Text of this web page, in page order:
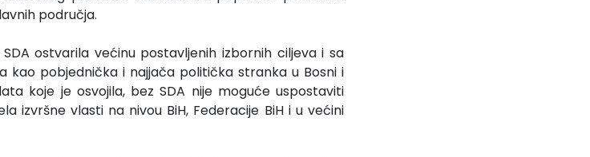
područja.
ostvarila većinu postavljenih izbornih ciljeva i sa
kao pobjednička i najjača politička stranka u Bosni i
koje je osvojila, bez SDA nije moguće uspostaviti
izvršne vlasti na nivou BiH, Federacije BiH i u većini